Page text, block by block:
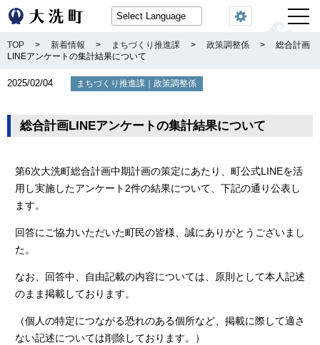
閲覧機能
TOP > 新着情報 > まちづくり推進課 > 政策調整係 >
総合計画
LINEアンケートの集計結果について
2025/02/04 まちづくり推進課 ｜政策調整係
総合計画LINEアンケートの集計結果について
第6次大洗町総合計画中期計画の策定にあたり、町公式LINEを活
用し実施したアンケート2件の結果について、下記の通り公表し
ます。
回答にご協力いただいた町民の皆様、誠にありがとうございまし
た。
なお、回答中、自由記載の内容については、原則として本人記述
のまま掲載しております。
（個人の特定につながる恐れのある個所など、掲載に際して適さ
ない記述については削除しております。）